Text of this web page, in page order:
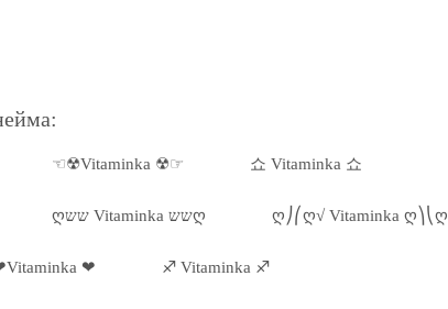
☜☢Vitaminka ☢☞ 쇼 Vitaminka 쇼
ღשש Vitaminka ששღ ღ⎠⎛ღ√ Vitaminka ღ⎞⎝ღ
❤ ♐ Vitaminka ♐